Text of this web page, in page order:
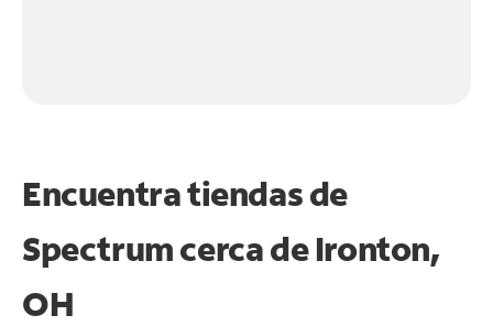
Encuentra tiendas de
Spectrum cerca deIronton,
OH